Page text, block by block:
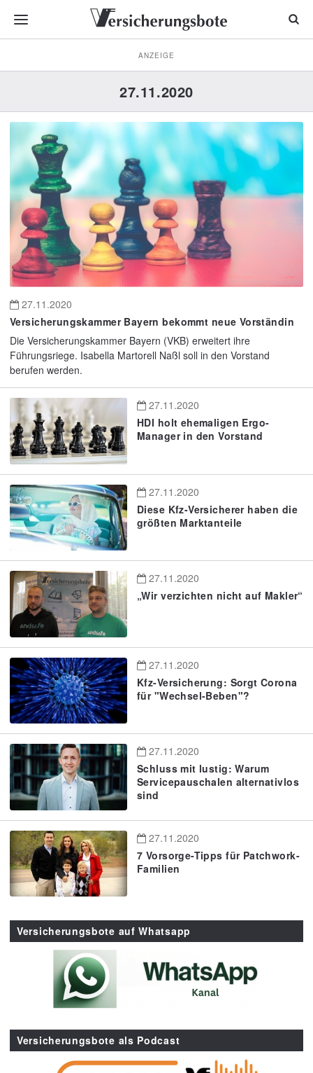
ANZEIGE
27.11.2020
27.11.2020
Versicherungskammer Bayern bekommt neue Vorständin
Die Versicherungskammer Bayern (VKB) erweitert ihre
Führungsriege. Isabella Martorell Naßl soll in den Vorstand
berufen werden.
27.11.2020
HDI holt ehemaligen Ergo-
Manager in den Vorstand
27.11.2020
Diese Kfz-Versicherer haben die
größten Marktanteile
27.11.2020
„Wir verzichten nicht auf Makler“
27.11.2020
Kfz-Versicherung: Sorgt Corona
für "Wechsel-Beben"?
27.11.2020
Schluss mit lustig: Warum
Servicepauschalen alternativlos
sind
27.11.2020
7 Vorsorge-Tipps für Patchwork-
Familien
Versicherungsbote auf Whatsapp
Versicherungsbote als Podcast